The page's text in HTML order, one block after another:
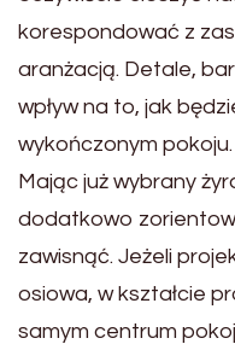
korespondować z
aranżacją. Detale,
wpływ na to, jak
wykończonym pokoju.
Mając już wybrany
dodatkowo
zawisnąć. Jeżeli
osiowa, w kształcie
samym centrum